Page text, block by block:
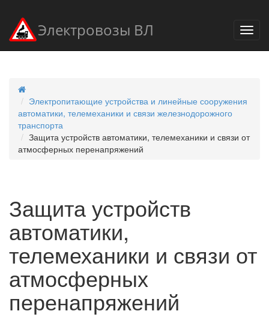
Электровозы ВЛ
Электропитающие устройства и линейные сооружения
автоматики, телемеханики и связи железнодорожного
транспорта
Защита устройств автоматики, телемеханики и связи от
атмосферных перенапряжений
Защита устройств
автоматики,
телемеханики и связи от
атмосферных
перенапряжений